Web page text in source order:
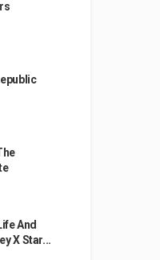
And
X Star...